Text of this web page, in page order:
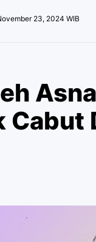
23, 2024 WIB
Cabut